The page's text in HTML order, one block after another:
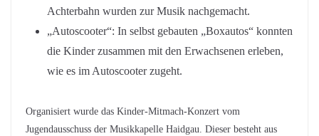
Achterbahn wurden zur Musik nachgemacht.
„Autoscooter“: In selbst gebauten „Boxautos“ konnten
die Kinder zusammen mit den Erwachsenen erleben,
wie es im Autoscooter zugeht.
Organisiert wurde das Kinder-Mitmach-Konzert vom
Jugendausschuss der Musikkapelle Haidgau. Dieser besteht aus